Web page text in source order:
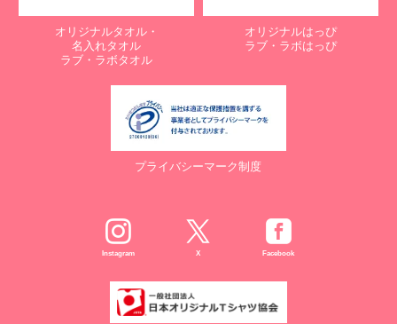
オリジナルタオル・
名入れタオル
ラブ・ラボタオル
オリジナルはっぴ
ラブ・ラボはっぴ
プライバシーマーク制度
Instagram X Facebook